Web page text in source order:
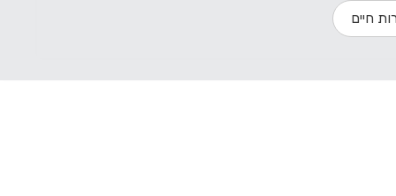
חיים